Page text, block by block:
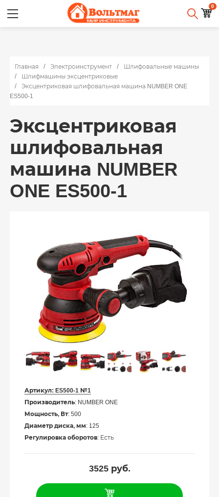
0
Главная Электроинструмент
Шлифовальные машины
Шлифмашины эксцентриковые
Эксцентриковая шлифовальная машина NUMBER ONE
ES500-1
Эксцентриковая
шлифовальная
машина NUMBER
ONE ES500-1
Артикул: ES500-1 №1
Производитель: NUMBER ONE
Мощность, Вт: 500
Диаметр диска, мм: 125
Регулировка оборотов: Есть
3525руб.